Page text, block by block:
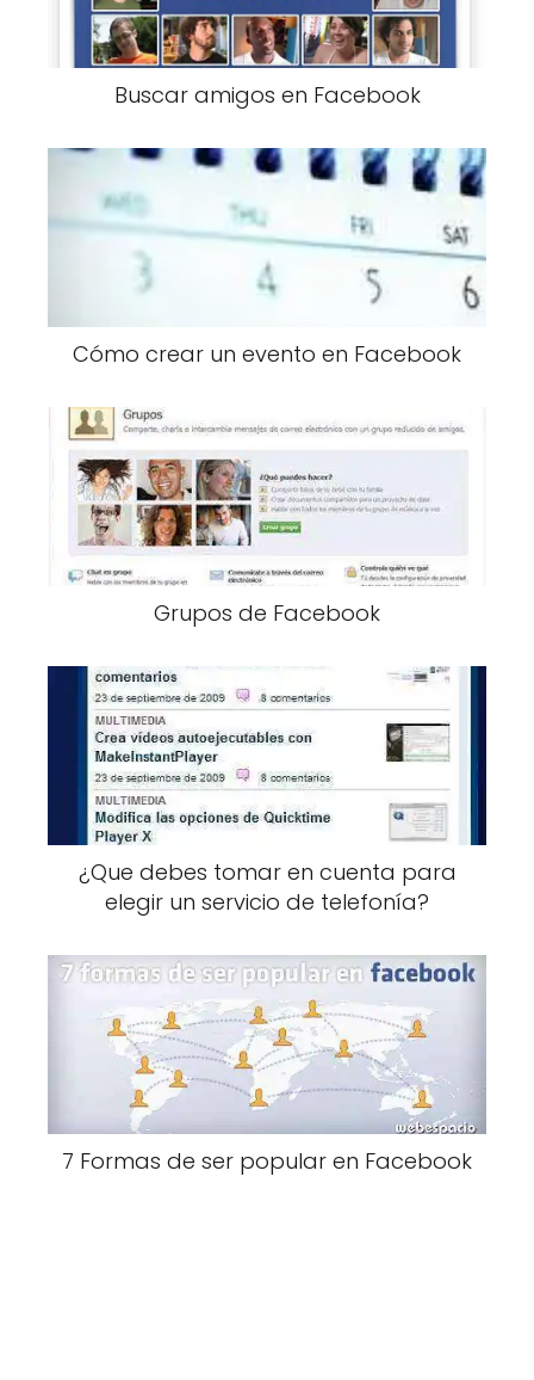
Buscar amigos en Facebook
Cómo crear un evento en Facebook
Grupos de Facebook
¿Que debes tomar en cuenta para
elegir un servicio de telefonía?
7 Formas de ser popular en Facebook